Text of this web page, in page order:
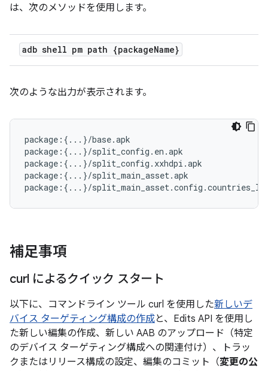
は、次のメソッドを使用します。
adb shell pm path {packageName}
次のような出力が表示されます。
package:{...}/base.apk
package:{...}/split_config.en.apk
package:{...}/split_config.xxhdpi.apk
package:{...}/split_main_asset.apk
補足事項
curl によるクイック スタート
以下に、コマンドライン ツール curl を使用した新しいデ
バイス ターゲティング構成の作成と、Edits API を使用し
た新しい編集の作成、新しい AAB のアップロード（特定
のデバイス ターゲティング構成への関連付け）、トラッ
クまたはリリース構成の設定、編集のコミット（変更の公